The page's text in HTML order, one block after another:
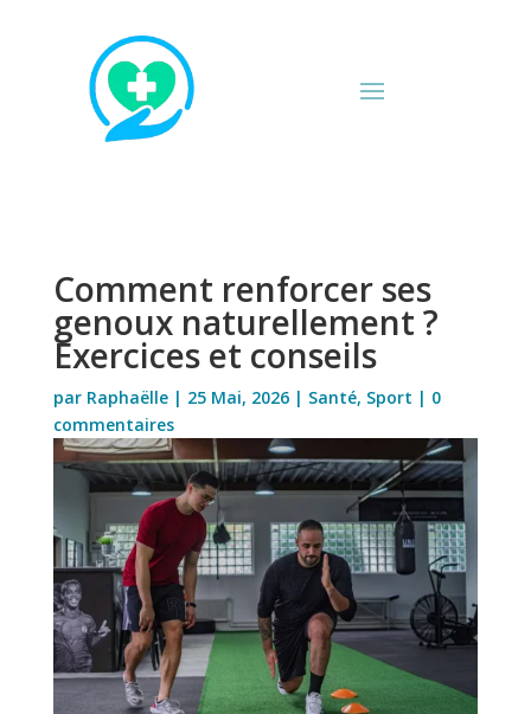
Comment renforcer ses
genoux naturellement ?
Exercices et conseils
par Raphaëlle| 25 Mai, 2026| Santé, Sport | 0
commentaires